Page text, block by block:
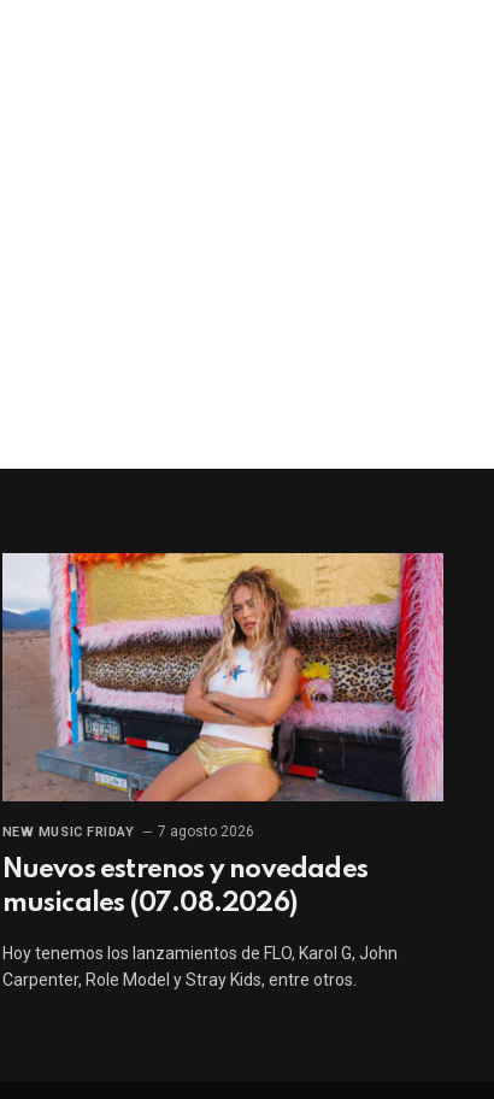
NEW MUSIC FRIDAY 7 agosto 2026
Nuevos estrenos y novedades
musicales (07.08.2026)
Hoy tenemos los lanzamientos de FLO, Karol G, John
Carpenter, Role Model y Stray Kids, entre otros.